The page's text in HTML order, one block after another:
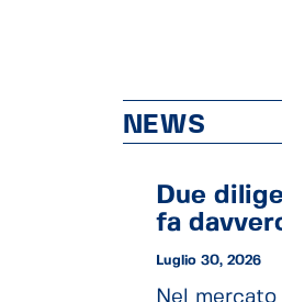
NEWS
Due
fa
Luglio 30, 2026
Nel